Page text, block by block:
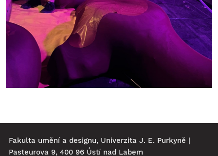
Fakulta umění a designu, Univerzita J. E. Purkyně |
Pasteurova 9, 400 96 Ústí nad Labem